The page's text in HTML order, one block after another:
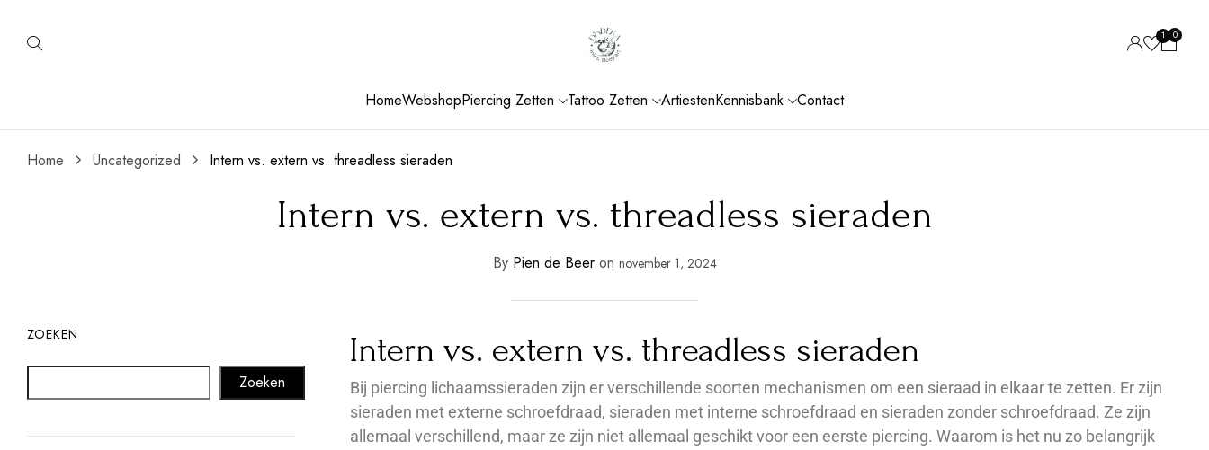
1 0
HomeWebshopPiercing Zetten Tattoo Zetten ArtiestenKennisbank Contact
Home Uncategorized Intern vs. extern vs. threadless sieraden
Intern vs. extern vs. threadless sieraden
By Pien de Beeron november 1, 2024
ZOEKEN
Zoeken
Intern vs. extern vs. threadless sieraden
Bij piercing lichaamssieraden zijn er verschillende soorten mechanismen om een ​​sieraad in elkaar te zetten. Er zijn
sieraden met externe schroefdraad, sieraden met interne schroefdraad en sieraden zonder schroefdraad. Ze zijn
allemaal verschillend, maar ze zijn niet allemaal geschikt voor een eerste piercing. Waarom is het nu zo belangrijk